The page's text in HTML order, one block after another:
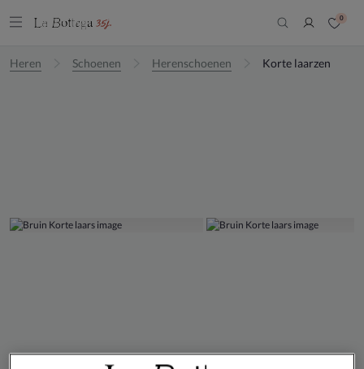
0
Heren Schoenen Herenschoenen Korte laarzen